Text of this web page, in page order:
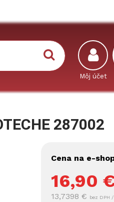
287002
Cena na e-
16,90
13,7398 € bez DPH